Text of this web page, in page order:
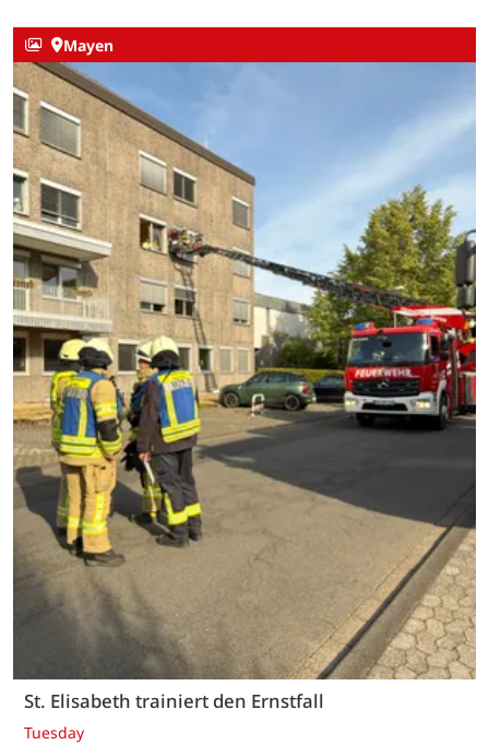
Mayen
St. Elisabeth trainiert den Ernstfall
Tuesday